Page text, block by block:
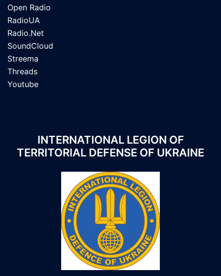
Open Radio
RadioUA
Radio.Net
SoundCloud
Streema
Threads
Youtube
INTERNATIONAL LEGION OF
TERRITORIAL DEFENSE OF UKRAINE